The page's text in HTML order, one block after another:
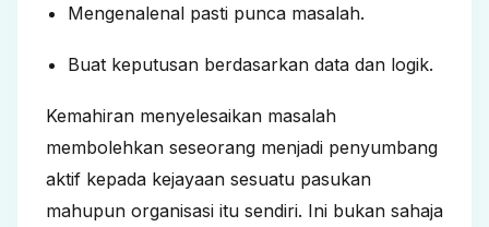
Mengenalenal pasti punca masalah.
Buat keputusan berdasarkan data dan logik.
Kemahiran menyelesaikan masalah
membolehkan seseorang menjadi penyumbang
aktif kepada kejayaan sesuatu pasukan
mahupun organisasi itu sendiri. Ini bukan sahaja